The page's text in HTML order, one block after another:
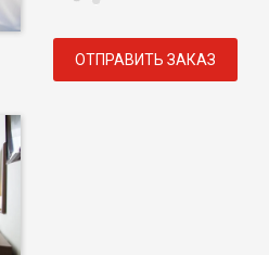
ОТПРАВИТЬ ЗАКАЗ